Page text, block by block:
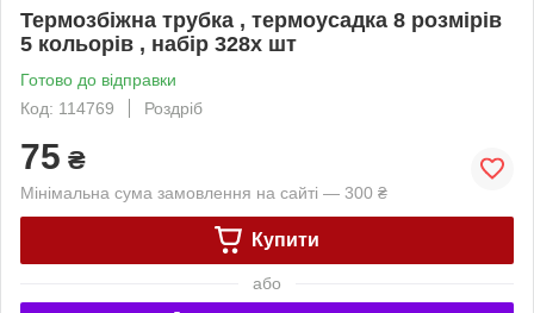
Термозбіжна трубка , термоусадка 8 розмірів
5 кольорів , набір 328x шт
Готово до відправки
Код: 114769
Роздріб
75 ₴
Мінімальна сума замовлення на сайті — 300 ₴
Купити
або